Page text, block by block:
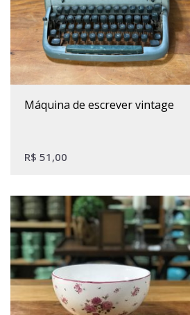
máquina de escrever vintage
R$ 51,00